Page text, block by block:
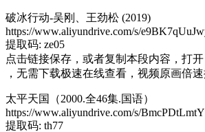
破冰行动-吴刚、王劲松 (2019)
https://www.aliyundrive.com/s/
提取码: ze05
点击链接保存，或者复制本段内容，打
，无需下载极速在线查看，视频原画倍速
太平天国（2000.全46集.国语）
https://www.aliyundrive.com/s/
提取码: th77